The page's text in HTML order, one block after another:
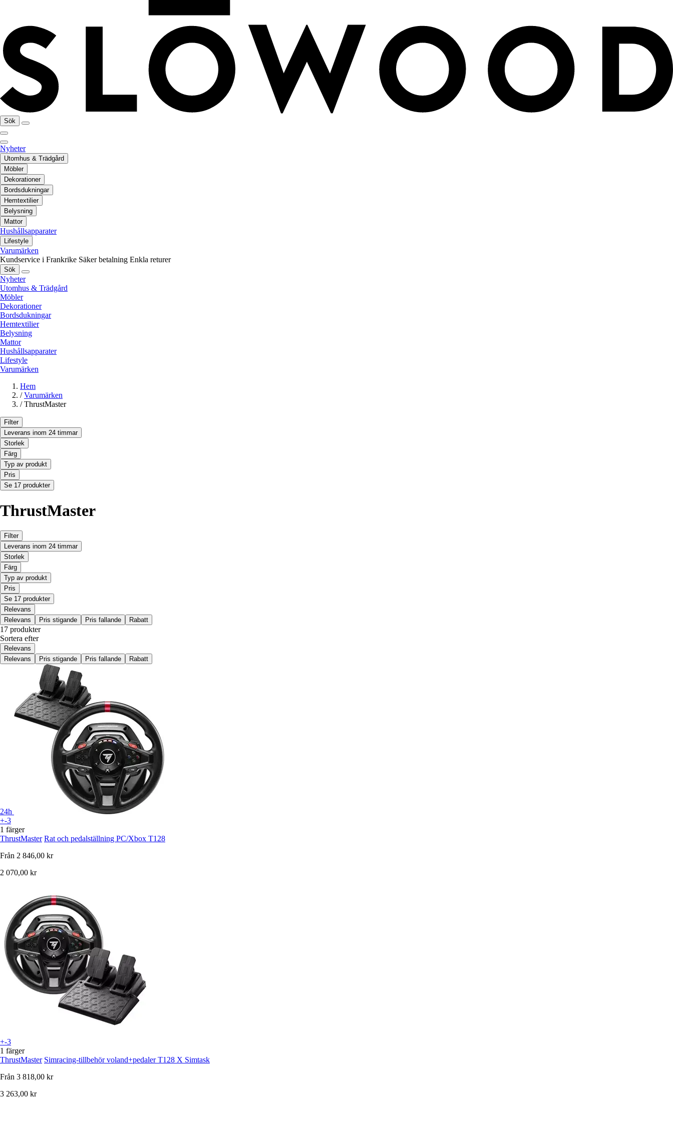
Sök
Nyheter
Utomhus & Trädgård
Möbler
Dekorationer
Bordsdukningar
Hemtextilier
Belysning
Mattor
Hushållsapparater
Lifestyle
Varumärken
Kundservice i Frankrike Säker betalning Enkla returer
Sök
Nyheter
Utomhus & Trädgård
Möbler
Dekorationer
Bordsdukningar
Hemtextilier
Belysning
Mattor
Hushållsapparater
Lifestyle
Varumärken
Hem
/ Varumärken
/ ThrustMaster
Filter
Leverans inom 24 timmar
Storlek
Färg
Typ av produkt
Pris
Se 17 produkter
ThrustMaster
Filter
Leverans inom 24 timmar
Storlek
Färg
Typ av produkt
Pris
Se 17 produkter
Relevans
Relevans
Pris stigande Pris fallande Rabatt
17 produkter
Sortera efter
Relevans
Relevans
Pris stigande Pris fallande Rabatt
24h
+-3
1 färger
ThrustMaster Rat och pedalställning PC/Xbox T128
Från 2 846,00 kr
2 070,00 kr
+-3
1 färger
ThrustMaster Simracing-tillbehör voland+pedaler T128 X Simtask
Från 3 818,00 kr
3 263,00 kr